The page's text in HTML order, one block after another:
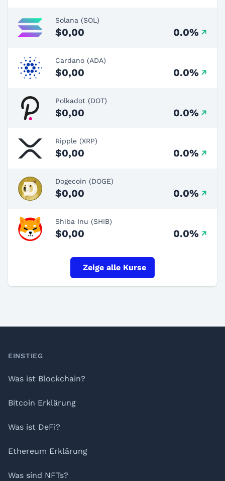
Solana (SOL)
$0,00 0.0%
Cardano (ADA)
$0,00 0.0%
Polkadot (DOT)
$0,00 0.0%
Ripple (XRP)
$0,00 0.0%
Dogecoin (DOGE)
$0,00 0.0%
Shiba Inu (SHIB)
$0,00 0.0%
Zeige alle Kurse
Footer
EINSTIEG
Was ist Blockchain?
Bitcoin Erklärung
Was ist DeFi?
Ethereum Erklärung
Was sind NFTs?